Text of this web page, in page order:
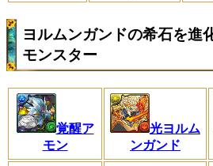
ヨルムンガンドの希石を進
モンスター
覚醒ア
モン
光ヨルム
ンガンド